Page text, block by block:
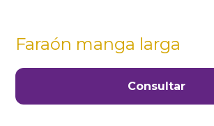
Faraón manga larga
Consultar